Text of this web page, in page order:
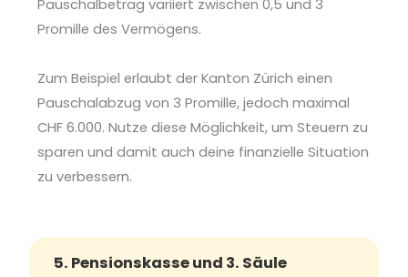
Pauschalbetrag variiert zwischen 0,5 und 3
Promille des Vermögens.
Zum Beispiel erlaubt der Kanton Zürich einen
Pauschalabzug von 3 Promille, jedoch maximal
CHF 6.000. Nutze diese Möglichkeit, um Steuern zu
sparen und damit auch deine finanzielle Situation
zu verbessern.
5. Pensionskasse und 3. Säule